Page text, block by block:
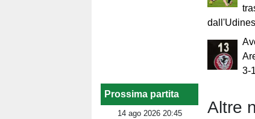
Prossima partita
14 ago 2026 20:45
3-
Altre